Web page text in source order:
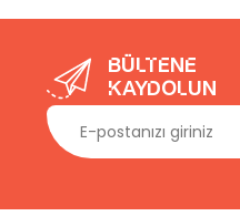
Bültene
kaydolun